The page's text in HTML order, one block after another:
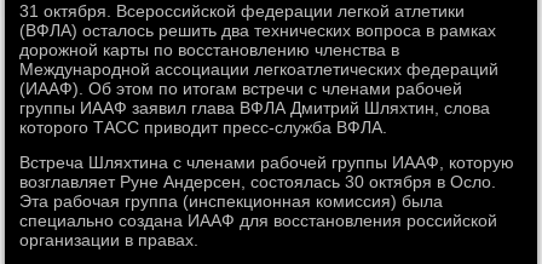
31 октября. Всероссийской федерации легкой атлетики
(ВФЛА) осталось решить два технических вопроса в рамках
дорожной карты по восстановлению членства в
Международной ассоциации легкоатлетических федераций
(ИААФ). Об этом по итогам встречи с членами рабочей
группы ИААФ заявил глава ВФЛА Дмитрий Шляхтин, слова
которого ТАСС приводит пресс-служба ВФЛА.
Встреча Шляхтина с членами рабочей группы ИААФ, которую
возглавляет Руне Андерсен, состоялась 30 октября в Осло.
Эта рабочая группа (инспекционная комиссия) была
специально создана ИААФ для восстановления российской
организации в правах.